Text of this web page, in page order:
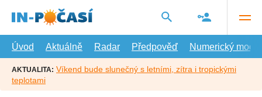
hlavní
Úvod
Aktuálně Radar Předpověď Numerický model
AKTUALITA: Víkend bude slunečný s letními, zítra i tropickými
teplotami